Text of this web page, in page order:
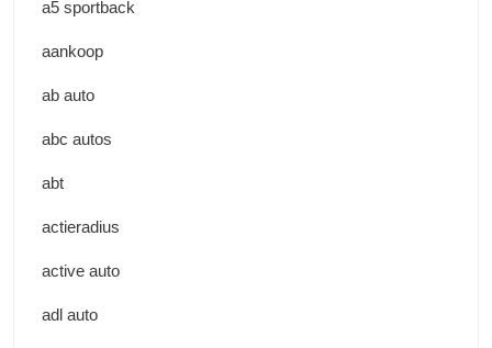
a5 sportback
aankoop
ab auto
abc autos
abt
actieradius
active auto
adl auto